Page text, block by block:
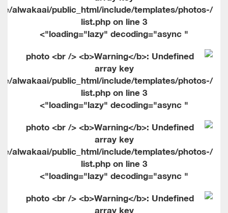
alwakaai/public_html/include/templates/photos-
list.php on line3
" loading="lazy" decoding="async">
alwakaai/public_html/include/templates/photos-
list.php on line3
" loading="lazy" decoding="async">
alwakaai/public_html/include/templates/photos-
list.php on line3
" loading="lazy" decoding="async">